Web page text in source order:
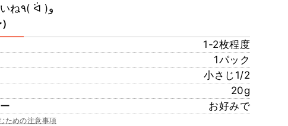
ってみてくださいね٩( ᐛ )و
1-2枚程度
1パック
小さじ1/2
20g
お好みで
ための注意事項